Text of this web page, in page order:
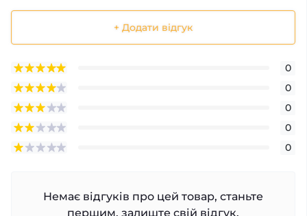
+ Додати відгук
0
0
0
0
0
Немає відгуків про цей товар, станьте
першим, залиште свій відгук.